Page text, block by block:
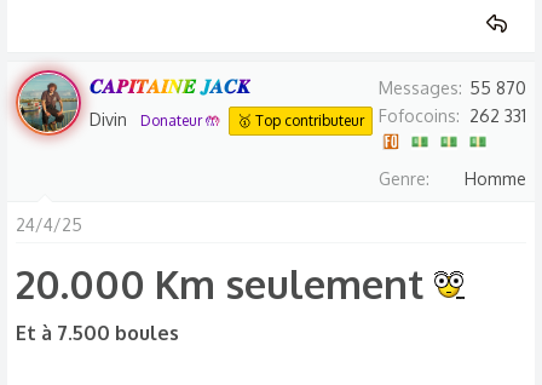
𝑪𝑨𝑷𝑰𝑻𝑨𝑰𝑵𝑬 𝑱𝑨𝑪𝑲
Divin Donateur 🤲 🥇 Top contributeur
Messages
55 870
Fofocoins
262 331
Genre Homme
24/4/25
20.000 Km seulement
Et à 7.500 boules